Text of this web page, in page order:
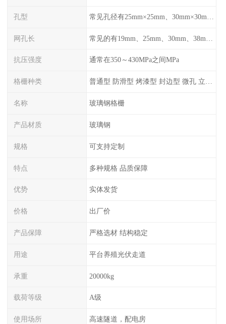
孔型
网孔长
抗压强度 通常在350～430MPa之间MPa
格栅种类 普通型 防滑型 ‌烤漆型 封边型 ‌微孔 立体 加砂覆面型 平面型
名称 玻璃钢格栅
产品材质 玻璃钢
规格 可支持定制
特点 多种规格 品质保障
优势 实体发货
价格 出厂价
产品保障 严格选材 结构稳定
用途 平台养殖光伏走道
承重 20000kg
载荷等级 A级
使用场所 高速隧道，配电房